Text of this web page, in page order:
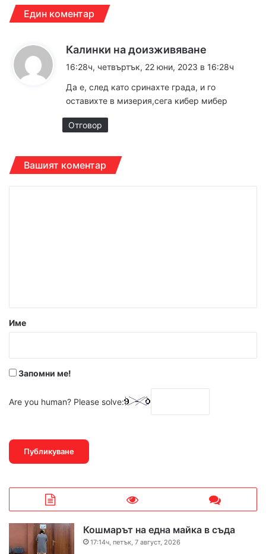
Един коментар
Калинки на доизживяване
а
а
:
16:28ч, четвъртък, 22 юни, 2023 в 16:28ч
Да е, след като сринахте града, и го
оставихте в мизерия,сега кибер мибер
Отговор
Вашият коментар
р
Име
Запомни ме!
Are you human? Please solve:
Кошмарът на една майка в съда
17:14ч, петък, 7 август, 2026